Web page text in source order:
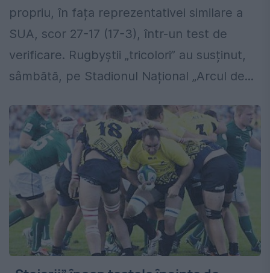
propriu, în fața reprezentativei similare a
SUA, scor 27-17 (17-3), într-un test de
verificare. Rugbyștii „tricolori” au susținut,
sâmbătă, pe Stadionul Național „Arcul de...